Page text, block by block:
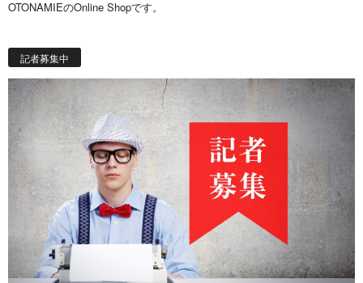
OTONAMIEのOnline Shopです。
記者募集中